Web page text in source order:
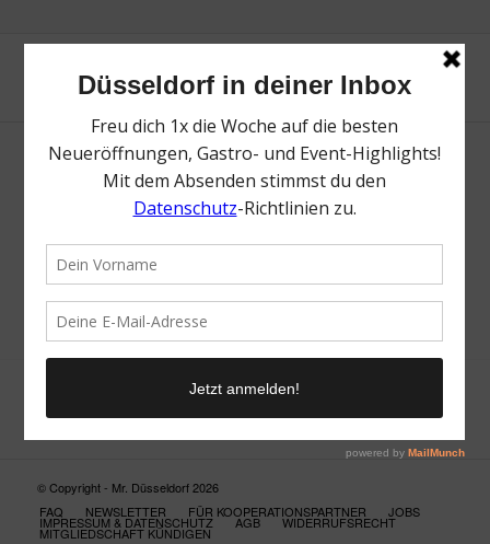
Neue Suche
Suchergebnis nicht zufriedenstellend? Versuche es mal mit
einem Wortteil oder einer anderen Schreibweise.
© Copyright - Mr. Düsseldorf 2026
FAQ
NEWSLETTER FÜR KOOPERATIONSPARTNER JOBS
IMPRESSUM & DATENSCHUTZ AGB WIDERRUFSRECHT
MITGLIEDSCHAFT KÜNDIGEN